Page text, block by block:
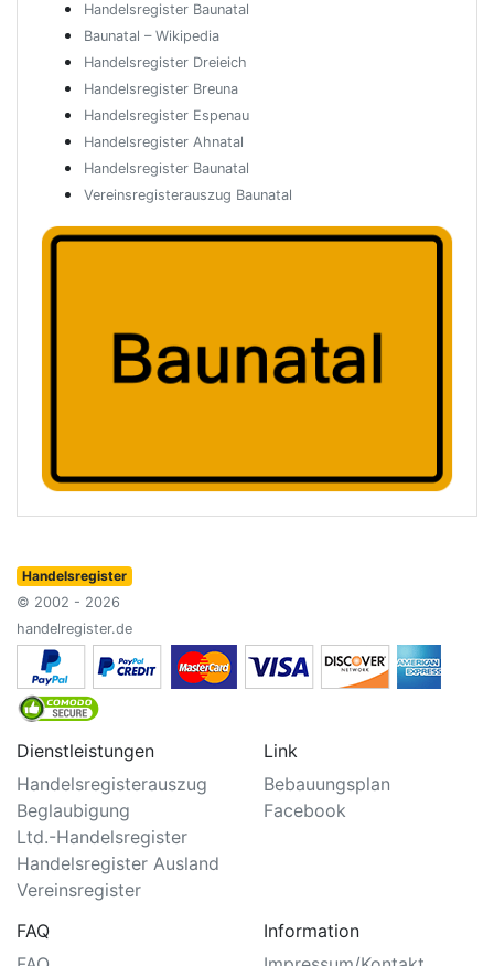
Handelsregister Baunatal
Baunatal – Wikipedia
Handelsregister Dreieich
Handelsregister Breuna
Handelsregister Espenau
Handelsregister Ahnatal
Handelsregister Baunatal
Vereinsregisterauszug Baunatal
Handelsregister
© 2002 - 2026
handelregister.de
Dienstleistungen
Handelsregisterauszug
Beglaubigung
Ltd.-Handelsregister
Handelsregister Ausland
Vereinsregister
Link
Bebauungsplan
Facebook
FAQ
Information